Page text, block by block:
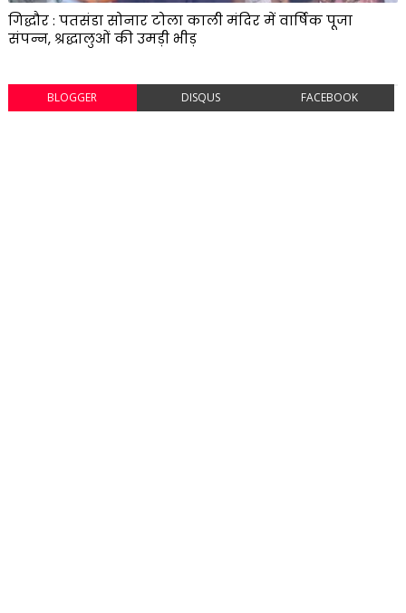
गिद्धौर : पतसंडा सोनार टोला काली मंदिर में वार्षिक पूजा
संपन्न, श्रद्धालुओं की उमड़ी भीड़
BLOGGER DISQUS FACEBOOK